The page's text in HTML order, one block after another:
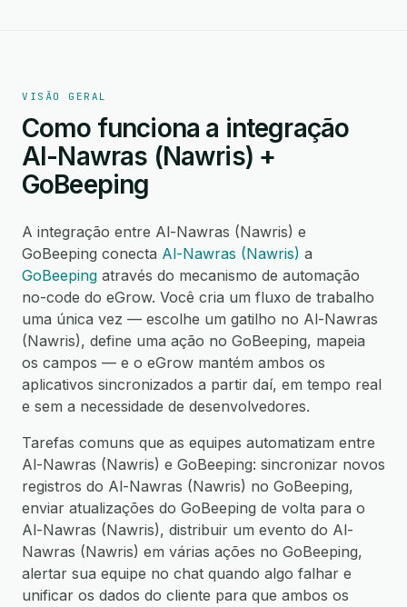
VISÃO GERAL
Como funciona a integração
Al-Nawras (Nawris) +
GoBeeping
A integração entre Al-Nawras (Nawris) e
GoBeeping conecta Al-Nawras (Nawris) a
GoBeeping através do mecanismo de automação
no-code do eGrow. Você cria um fluxo de trabalho
uma única vez — escolhe um gatilho no Al-Nawras
(Nawris), define uma ação no GoBeeping, mapeia
os campos — e o eGrow mantém ambos os
aplicativos sincronizados a partir daí, em tempo real
e sem a necessidade de desenvolvedores.
Tarefas comuns que as equipes automatizam entre
Al-Nawras (Nawris) e GoBeeping: sincronizar novos
registros do Al-Nawras (Nawris) no GoBeeping,
enviar atualizações do GoBeeping de volta para o
Al-Nawras (Nawris), distribuir um evento do Al-
Nawras (Nawris) em várias ações no GoBeeping,
alertar sua equipe no chat quando algo falhar e
unificar os dados do cliente para que ambos os